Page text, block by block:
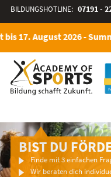
BILDUNGSHOTLINE: 07191 -
17. August 2026 -
BIST DU
Finde mit 3 einfachen
Wir beraten dich